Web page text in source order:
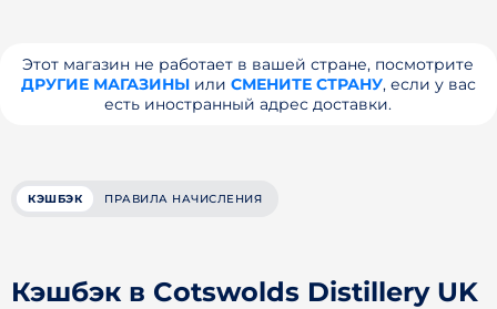
Этот магазин не работает в вашей стране, посмотрите
ДРУГИЕ МАГАЗИНЫили СМЕНИТЕ СТРАНУ, если у вас
есть иностранный адрес доставки.
КЭШБЭК ПРАВИЛА НАЧИСЛЕНИЯ
Кэшбэк в Cotswolds Distillery UK